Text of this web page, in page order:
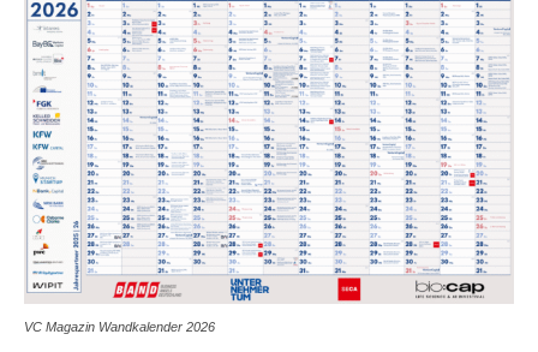
VC Magazin Wandkalender 2026